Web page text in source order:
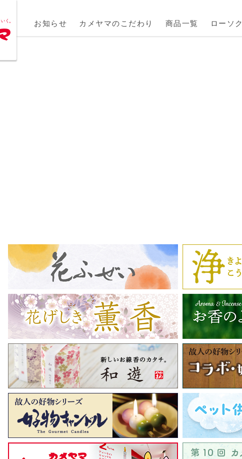
お知らせ カメヤマのこだわり 商品一覧 ローソク